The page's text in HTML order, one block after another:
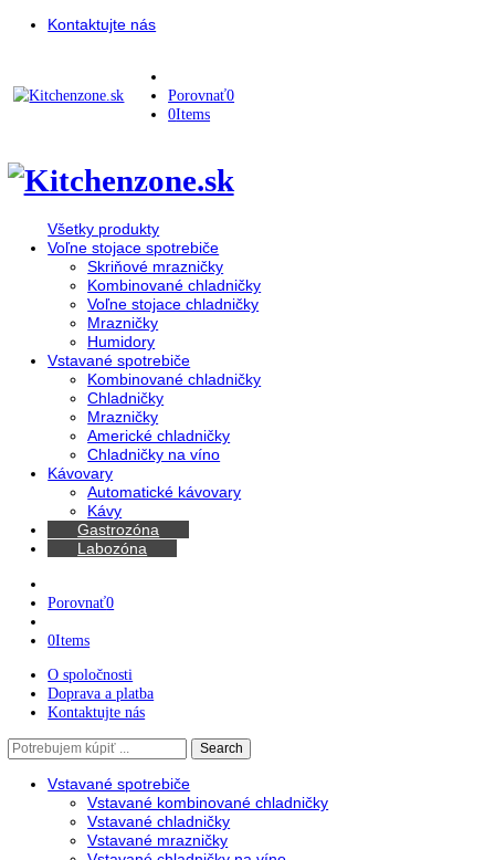
Kontaktujte nás
Porovnať
0Items
Všetky produkty
Voľne stojace spotrebiče
Skriňové mrazničky
Kombinované chladničky
Voľne stojace chladničky
Mrazničky
Humidory
Vstavané spotrebiče
Kombinované chladničky
Chladničky
Mrazničky
Americké chladničky
Chladničky na víno
Kávovary
Automatické kávovary
Labozóna
Porovnať0
0Items
O spoločnosti
Kontaktujte nás
Search